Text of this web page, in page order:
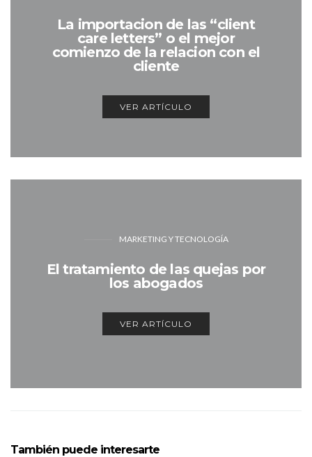
La importacion de las “client
care letters” o el mejor
comienzo de la relacion con el
cliente
VER ARTÍCULO
MARKETING Y TECNOLOGÍA
El tratamiento de las quejas por
los abogados
VER ARTÍCULO
También puede interesarte